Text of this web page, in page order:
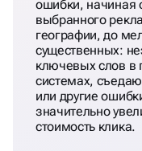
ошибки, начиная
выбранного
географии, до
существенных:
ключевых слов в
системах,
или другие
значительно
стоимость клика.